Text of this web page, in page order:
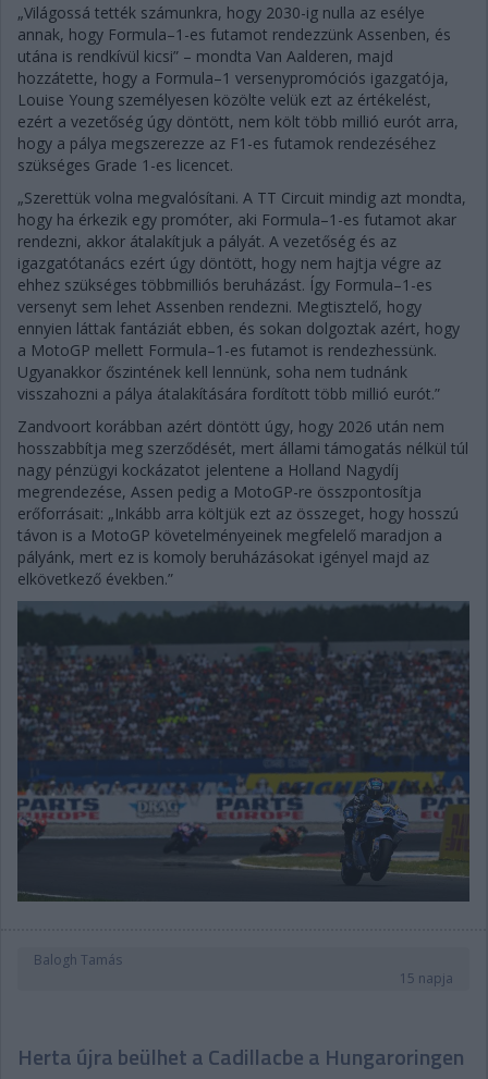
„Világossá tették számunkra, hogy 2030-ig nulla az esélye
annak, hogy Formula–1-es futamot rendezzünk Assenben, és
utána is rendkívül kicsi” – mondta Van Aalderen, majd
hozzátette, hogy a Formula–1 versenypromóciós igazgatója,
Louise Young személyesen közölte velük ezt az értékelést,
ezért a vezetőség úgy döntött, nem költ több millió eurót arra,
hogy a pálya megszerezze az F1-es futamok rendezéséhez
szükséges Grade 1-es licencet.
„Szerettük volna megvalósítani. A TT Circuit mindig azt mondta,
hogy ha érkezik egy promóter, aki Formula–1-es futamot akar
rendezni, akkor átalakítjuk a pályát. A vezetőség és az
igazgatótanács ezért úgy döntött, hogy nem hajtja végre az
ehhez szükséges többmilliós beruházást. Így Formula–1-es
versenyt sem lehet Assenben rendezni. Megtisztelő, hogy
ennyien láttak fantáziát ebben, és sokan dolgoztak azért, hogy
a MotoGP mellett Formula–1-es futamot is rendezhessünk.
Ugyanakkor őszintének kell lennünk, soha nem tudnánk
visszahozni a pálya átalakítására fordított több millió eurót.”
Zandvoort korábban azért döntött úgy, hogy 2026 után nem
hosszabbítja meg szerződését, mert állami támogatás nélkül túl
nagy pénzügyi kockázatot jelentene a Holland Nagydíj
megrendezése, Assen pedig a MotoGP-re összpontosítja
erőforrásait: „Inkább arra költjük ezt az összeget, hogy hosszú
távon is a MotoGP követelményeinek megfelelő maradjon a
pályánk, mert ez is komoly beruházásokat igényel majd az
elkövetkező években.”
Balogh Tamás
15 napja
Herta újra beülhet a Cadillacbe a Hungaroringen